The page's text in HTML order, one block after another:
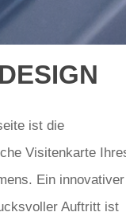
ist die
Visitenkarte
Ein innovativer
Auftritt ist